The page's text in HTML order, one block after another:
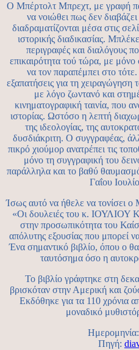
Ο Μπέρτολτ Μπρεχτ, με γραφή
να νοιώθει πως δεν
διαδραματίζονται μέσα στις
ιστορικής διαδικασίας.
περιγραφές και διαλόγους
επικαιρότητα τού τώρα, με μόνο
να τον παραπέμπει στο
εξαπατήσεις για τη χειραγώγηση
με λόγο ζωντανό και
κινηματογραφική ταινία, που
ιστορίας. Ωστόσο η λεπτή
της ιδεολογίας, της
δυσδιάκριτη. Ο συγγραφέας,
πικρό χιούμορ ανατρέπει τις
μόνο τη συγγραφική του
παράλληλα και το βαθύ
Γαΐου
Ίσως αυτό να ήθελε να τονίσει
«Οι δουλειές του κ.
στην προσωπικότητα του
απόλυτης εξουσίας που μπορεί
Ένα σημαντικό βιβλίο, όπου ο
ταυτόσημα όσο η
Το βιβλίο γράφτηκε στη
βρισκόταν στην Αμερική και
Εκδόθηκε για τα 110 χρόνια
μοναδικό
Πηγή: